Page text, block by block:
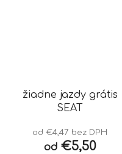
žiadne jazdy grátis
SEAT
od €4,47 bez DPH
od€5,50